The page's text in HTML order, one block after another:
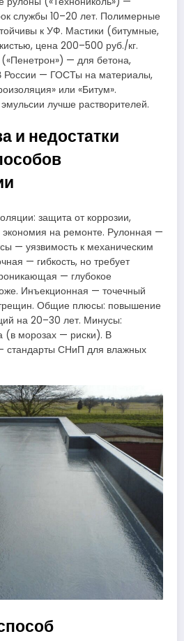
службы 10–20 лет. Полимерные
к УФ. Мастики (битумные,
цена 200–500 руб./кг.
— для бетона,
России — ГОСТы на материалы,
или «Битум».
лучше растворителей.
и недостатки
защита от коррозии,
на ремонте. Рулонная —
— уязвимость к механическим
— гибкость, но требует
— глубокое
Инъекционная — точечный
Общие плюсы: повышение
на 20–30 лет. Минусы:
(в морозах — риски). В
стандарты СНиП для влажных